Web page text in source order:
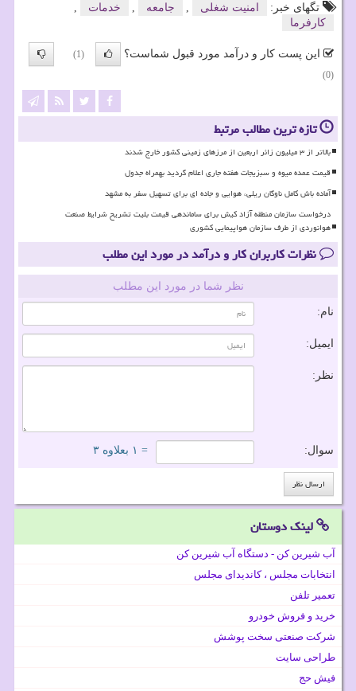
تگهای خبر:
امنیت شغلی جامعه خدمات
كارفرما
این پست کار و درآمد مورد قبول شماست؟
(1)
(0)
تازه ترین مطالب مرتبط
بالاتر از ۳ میلیون زائر اربعین از مرزهای زمینی کشور خارج شدند
قیمت عمده میوه و سبزیجات هفته جاری اعلام گردید بهمراه جدول
آماده باش کامل ناوگان ریلی، هوایی و جاده ای برای تسهیل سفر به مشهد
درخواست سازمان منطقه آزاد کیش برای ساماندهی قیمت بلیت تشریح شرایط صنعت
هوانوردی از طرف سازمان هواپیمایی کشوری
نظرات کاربران کار و درآمد در مورد این مطلب
نظر شما در مورد این مطلب
نام:
ایمیل:
نظر:
سوال: = ۱ بعلاوه ۳
لینک دوستان
آب شیرین کن - دستگاه آب شیرین کن
انتخابات مجلس ، کاندیدای مجلس
تعمیر تلفن
خرید و فروش خودرو
شرکت صنعتی سخت پوشش
طراحی سایت
فیش حج